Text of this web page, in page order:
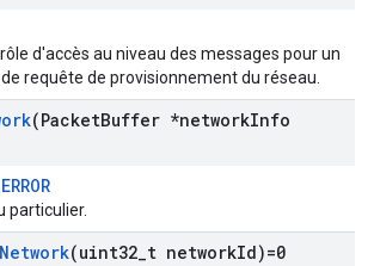
d'accès au niveau des messages pour un
requête de provisionnement du réseau.
(PacketBuffer *networkInfo
particulier.
Network(uint32 t networkId)=0